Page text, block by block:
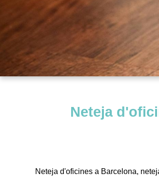
Neteja
Neteja d'oficines a Barcelona,